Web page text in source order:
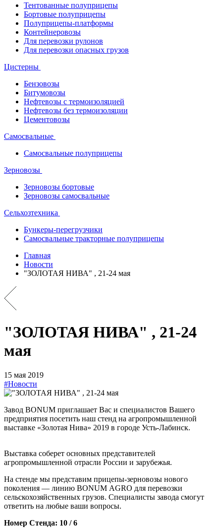
Тентованные полуприцепы
Бортовые полуприцепы
Полуприцепы-платформы
Контейнеровозы
Для перевозки рулонов
Для перевозки опасных грузов
Цистерны
Бензовозы
Битумовозы
Нефтевозы с термоизоляцией
Нефтевозы без термоизоляции
Цементовозы
Самосвальные
Самосвальные полуприцепы
Зерновозы
Зерновозы бортовые
Зерновозы самосвальные
Сельхозтехника
Бункеры-перегрузчики
Самосвальные тракторные полуприцепы
Главная
Новости
"ЗОЛОТАЯ НИВА" , 21-24 мая
"ЗОЛОТАЯ НИВА" , 21-24
мая
15 мая 2019
#Новости
Завод BONUM приглашает Вас и специалистов Вашего
предприятия посетить наш стенд на агропромышленной
выставке «Золотая Нива» 2019 в городе Усть-Лабинск.
Выставка соберет основных представителей
агропромышленной отрасли России и зарубежья.
На стенде мы представим прицепы-зерновозы нового
поколения — линию BONUM AGRO для перевозки
сельскохозяйственных грузов. Специалисты завода смогут
ответить на любые ваши вопросы.
Номер Стенда: 10 / 6